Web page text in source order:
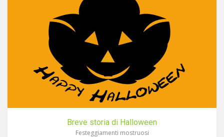
Breve storia di Halloween
Festeggiamenti mostruosi